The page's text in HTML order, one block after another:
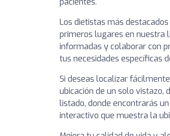
Los dietistas más
primeros lugares en nuestra
informadas y colaborar con
tus necesidades específicas
Si deseas localizar
ubicación de un solo vistazo,
listado, donde encontrarás
interactivo que muestra la